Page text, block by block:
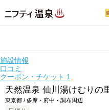
施設情報
口コミ
クーポン・チケット 1
天然温泉 仙川湯けむりの
東京都 / 多摩・府中・調布周辺